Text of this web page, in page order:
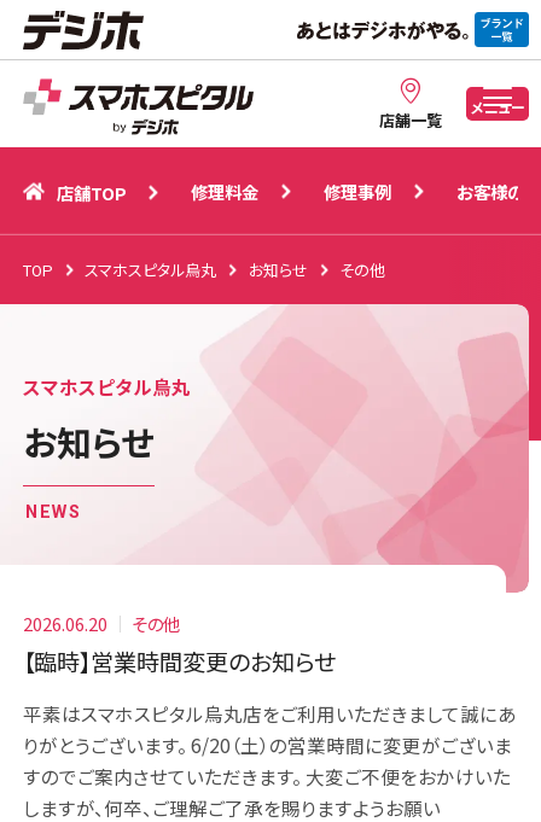
店舗一覧
メニュー
店舗TOP 修理事例 お客様の声
店舗TOP 修理料金 修理事例 お客様の声
TOP スマホスピタル烏丸 お知らせ その他
スマホスピタル烏丸
お知らせ
NEWS
2026.06.20 その他
【臨時】営業時間変更のお知らせ
平素はスマホスピタル烏丸店をご利用いただきまして誠にあ
りがとうございます。 6/20（土）の営業時間に変更がございま
すのでご案内させていただきます。 大変ご不便をおかけいた
しますが、何卒、ご理解ご了承を賜りますようお願い